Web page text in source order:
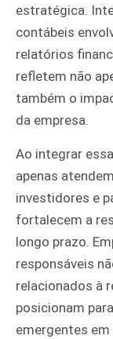
estratégica.
contábeis
relatórios
refletem não
também o
da empresa.
Ao integrar
apenas
investidores e
fortalecem a
longo prazo.
responsáveis
relacionados à
posicionam
emergentes